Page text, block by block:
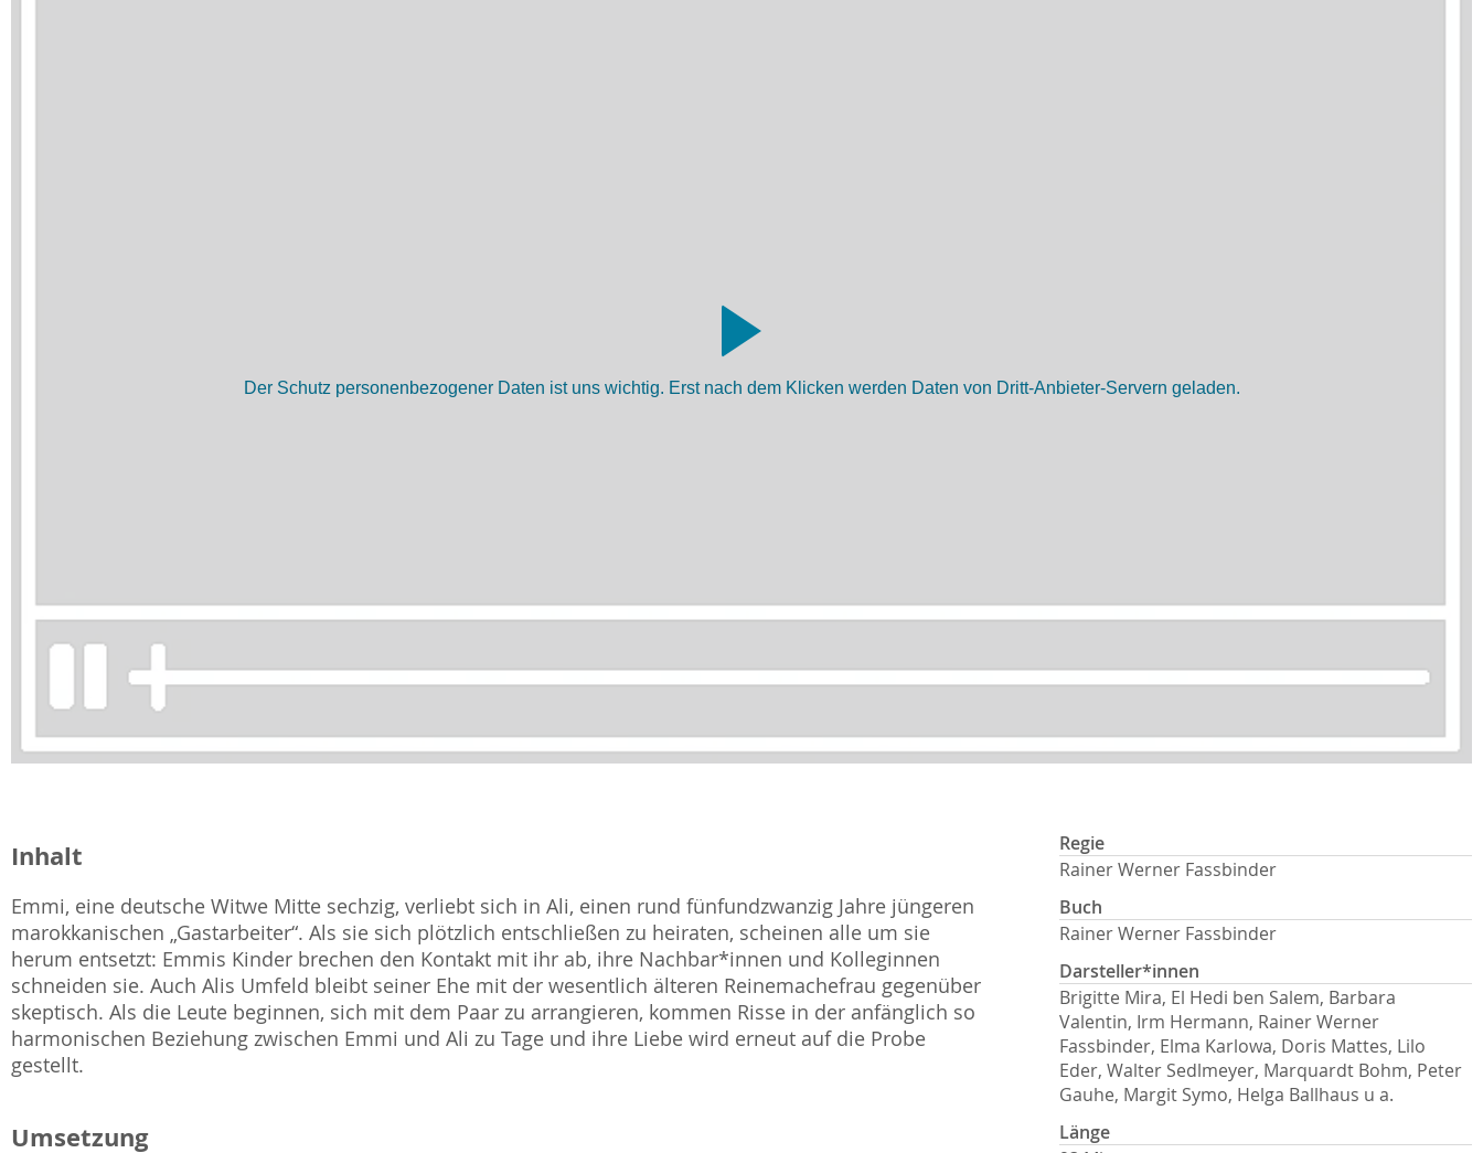
Der Schutz personenbezogener Daten ist uns wichtig. Erst nach dem Klicken werden Daten von Dritt-Anbieter-Servern geladen.
Inhalt
Emmi, eine deutsche Witwe Mitte sechzig, verliebt sich in Ali, einen rund fünfundzwanzig Jahre jüngeren
marokkanischen „Gastarbeiter“. Als sie sich plötzlich entschließen zu heiraten, scheinen alle um sie
herum entsetzt: Emmis Kinder brechen den Kontakt mit ihr ab, ihre Nachbar*innen und Kolleginnen
schneiden sie. Auch Alis Umfeld bleibt seiner Ehe mit der wesentlich älteren Reinemachefrau gegenüber
skeptisch. Als die Leute beginnen, sich mit dem Paar zu arrangieren, kommen Risse in der anfänglich so
harmonischen Beziehung zwischen Emmi und Ali zu Tage und ihre Liebe wird erneut auf die Probe
gestellt.
Umsetzung
Regie
Rainer Werner Fassbinder
Buch
Rainer Werner Fassbinder
Darsteller*innen
Brigitte Mira, El Hedi ben Salem, Barbara
Valentin, Irm Hermann, Rainer Werner
Fassbinder, Elma Karlowa, Doris Mattes, Lilo
Eder, Walter Sedlmeyer, Marquardt Bohm, Peter
Gauhe, Margit Symo, Helga Ballhaus u a.
Länge